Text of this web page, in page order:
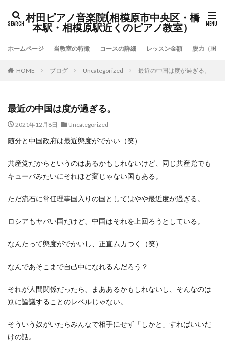
村田ピアノ音楽院(相模原市中央区・橋
本駅・相模原駅近くのピアノ教室）
ホームページ 当教室の特徴 コースの詳細 レッスン金額 脱力（重力
HOME ブログ Uncategorized 最近の中国は度が過ぎる。
最近の中国は度が過ぎる。
2021年12月8日 Uncategorized
随分と中国政府は最近態度がでかい（笑）
共産党だからというのはあるかもしれないけど、同じ共産党でも
キューバみたいにそれほど変じゃない国もある。
ただ流石に常任理事国入りの国としてはやや最近度が過ぎる。
ロシアもヤバい国だけど、中国はそれを上回ろうとしている。
なんたって態度がでかいし、正直ムカつく（笑）
なんであそこまで自己中になれるんだろう？
それが人間関係だったら、まああるかもしれないし、そんなのは
別に論議することのレベルじゃない。
そういう奴がいたらみんなで相手にせず「しかと」すればいいだ
けの話。